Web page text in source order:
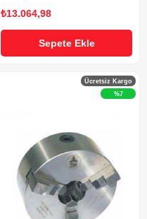
₺13.064,98
Sepete Ekle
Ücretsiz Kargo
%7